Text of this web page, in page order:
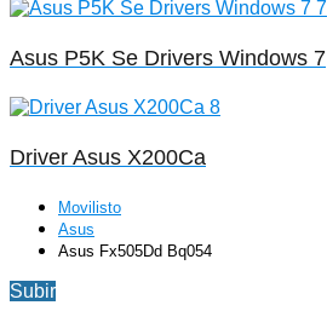
Asus P5K Se Drivers Windows 7
Driver Asus X200Ca
Movilisto
Asus
Asus Fx505Dd Bq054
Subir